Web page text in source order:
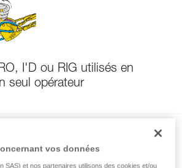
I'D ou RIG utilisés en
seul opérateur
vos données
SAS) et nos partenaires utilisons des cookies et/ou